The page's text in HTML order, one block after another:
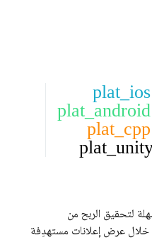
plat_ios
plat_android
plat_cpp
لتحقيق الربح من
خلال عرض إعلانات مستهدِفة